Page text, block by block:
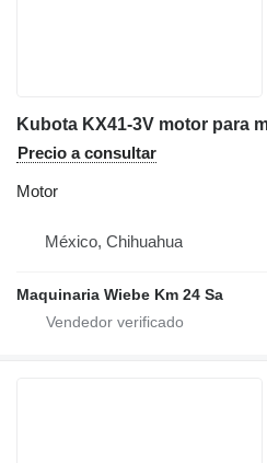
Kubota KX41-3V motor para
Precio a consultar
Motor
México, Chihuahua
Maquinaria Wiebe Km 24 Sa